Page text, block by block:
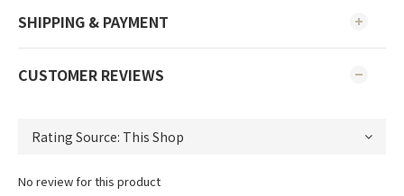
SHIPPING & PAYMENT
CUSTOMER REVIEWS
No review for this product